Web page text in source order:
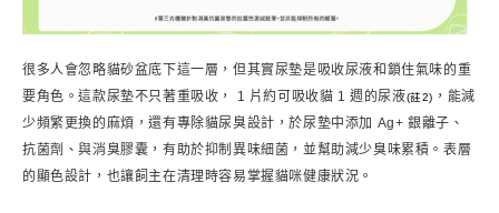
很多人會忽略貓砂盆底下這一層，但其實尿墊是吸收尿液和鎖住氣味的重
要角色。這款尿墊不只著重吸收， 1 片約可吸收貓 1 週的尿液(註2) ，能減
少頻繁更換的麻煩，還有專除貓尿臭設計，於尿墊中添加 Ag+ 銀離子、
抗菌劑、與消臭膠囊，有助於抑制異味細菌，並幫助減少臭味累積。表層
的顯色設計，也讓飼主在清理時容易掌握貓咪健康狀況。